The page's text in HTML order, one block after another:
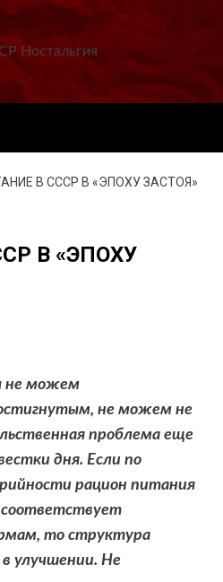
В СССР В «ЭПОХУ ЗАСТОЯ»
В «ЭПОХУ
не можем
не можем не
проблема еще
дня. Если по
рацион питания
соответствует
то структура
улучшении. Не